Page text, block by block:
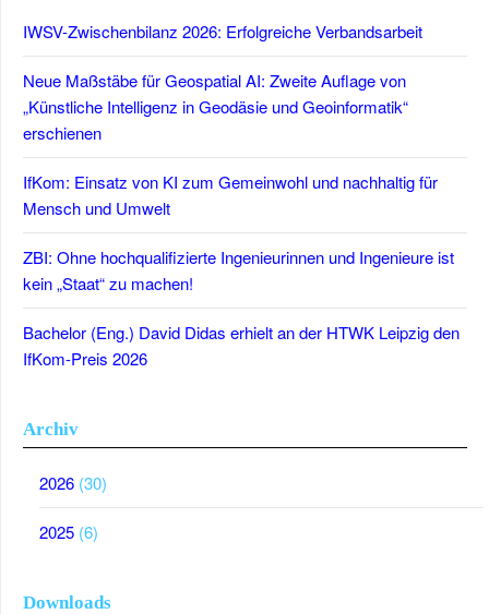
IWSV-Zwischenbilanz 2026: Erfolgreiche Verbandsarbeit
Neue Maßstäbe für Geospatial AI: Zweite Auflage von
„Künstliche Intelligenz in Geodäsie und Geoinformatik“
erschienen
IfKom: Einsatz von KI zum Gemeinwohl und nachhaltig für
Mensch und Umwelt
ZBI: Ohne hochqualifizierte Ingenieurinnen und Ingenieure ist
kein „Staat“ zu machen!
Bachelor (Eng.) David Didas erhielt an der HTWK Leipzig den
IfKom-Preis 2026
Archiv
2026 (30)
2025 (6)
Downloads